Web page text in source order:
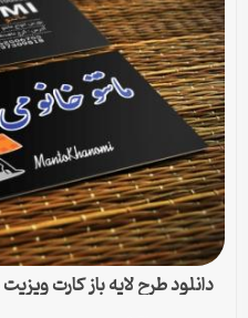
دانلود طرح لایه باز کارت
برجسته